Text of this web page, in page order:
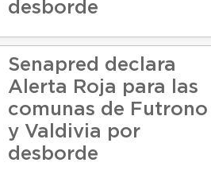
desborde
Senapred declara
Alerta Roja para las
comunas de Futrono
y Valdivia por
desborde